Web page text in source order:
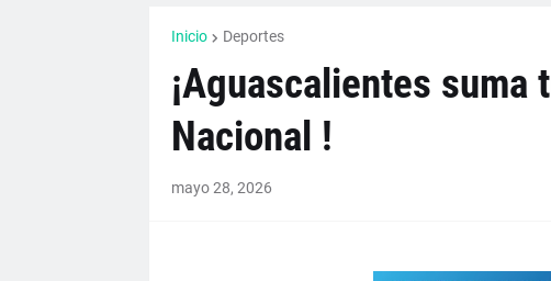
Inicio Deportes
¡Aguascalientes
Nacional !
mayo 28, 2026